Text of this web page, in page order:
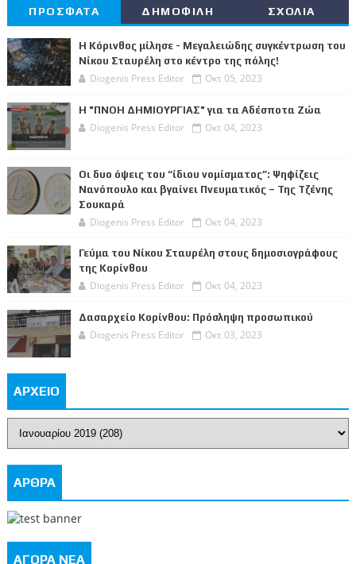
ΠΡΟΣΦΑΤΑ ΔΗΜΟΦΙΛΗ ΣΧΟΛΙΑ
Η Κόρινθος μίλησε - Μεγαλειώδης συγκέντρωση του
Νίκου Σταυρέλη στο κέντρο της πόλης!
Diogenis Press Editor Οκτ 05, 2023
Η "ΠΝΟΗ ΔΗΜΙΟΥΡΓΙΑΣ" για τα Αδέσποτα Ζώα
Diogenis Press Editor Οκτ 04, 2023
Οι δυο όψεις του “ίδιου νομίσματος”: Ψηφίζεις
Νανόπουλο και βγαίνει Πνευματικός – Της Τζένης
Σουκαρά
Diogenis Press Editor Οκτ 04, 2023
Γεύμα του Νίκου Σταυρέλη στους δημοσιογράφους
της Κορίνθου
Diogenis Press Editor Οκτ 04, 2023
Δασαρχείο Κορίνθου: Πρόσληψη προσωπικού
Diogenis Press Editor Οκτ 03, 2023
ΑΡΧΕΙΟ
ΑΡΘΡΑ
ΑΓΟΡΑ ΝΕΑ